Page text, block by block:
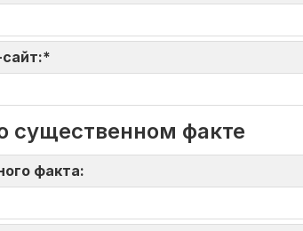
существенном факте
факта: